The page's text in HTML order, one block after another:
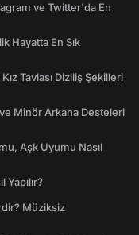
ve Twitter'da En
Hayatta En Sık
Tavlası Diziliş Şekilleri
Minör Arkana Desteleri
Aşk Uyumu Nasıl
Müziksiz